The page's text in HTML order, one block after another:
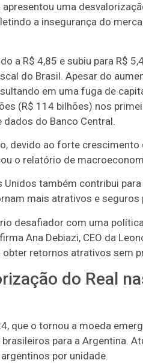
uma
a insegurança do
a R$ 4,85 e subiu para R$
do Brasil. Apesar do
em uma fuga de
(R$ 114 bilhões) nos
do Banco Central.
devido ao forte
o relatório de
também contribui
mais atrativos e
desafiador com uma
Ana Debiazi, CEO da
retornos atrativos sem
do Real
que o tornou a moeda
para a Argentina.
por unidade.